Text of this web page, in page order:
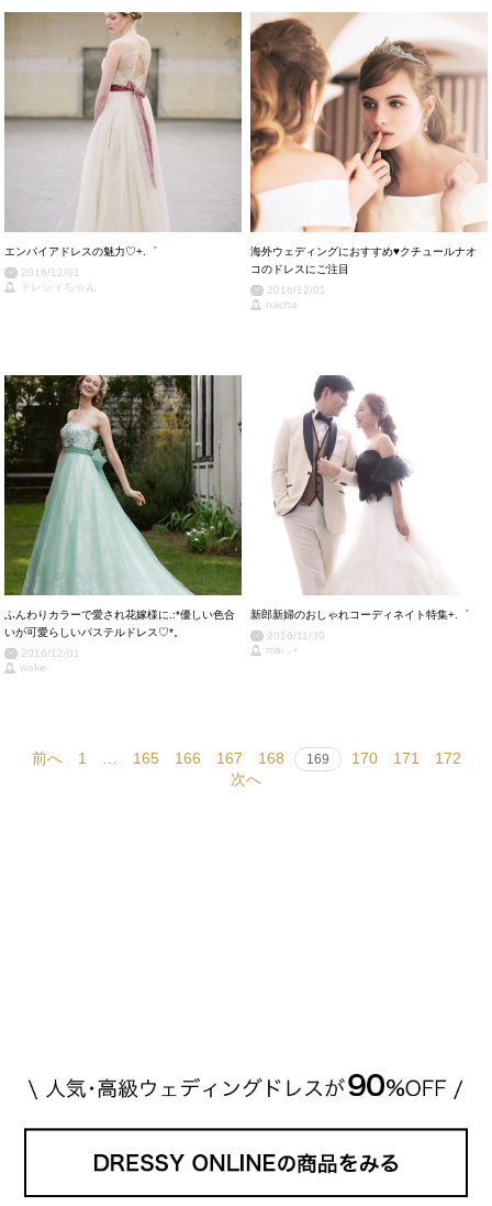
エンパイアドレスの魅力♡+.゜
2016/12/01
ドレシィちゃん
海外ウェディングにおすすめ♥クチュールナオ
コのドレスにご注目
2016/12/01
nacha
ふんわりカラーで愛され花嫁様に.:*優しい色合
いが可愛らしいパステルドレス♡*。
2016/12/01
wake
新郎新婦のおしゃれコーディネイト特集+.゜
2016/11/30
mai ⸝⋆
前へ 1 165 166 167 168 169 170 171
172
次へ